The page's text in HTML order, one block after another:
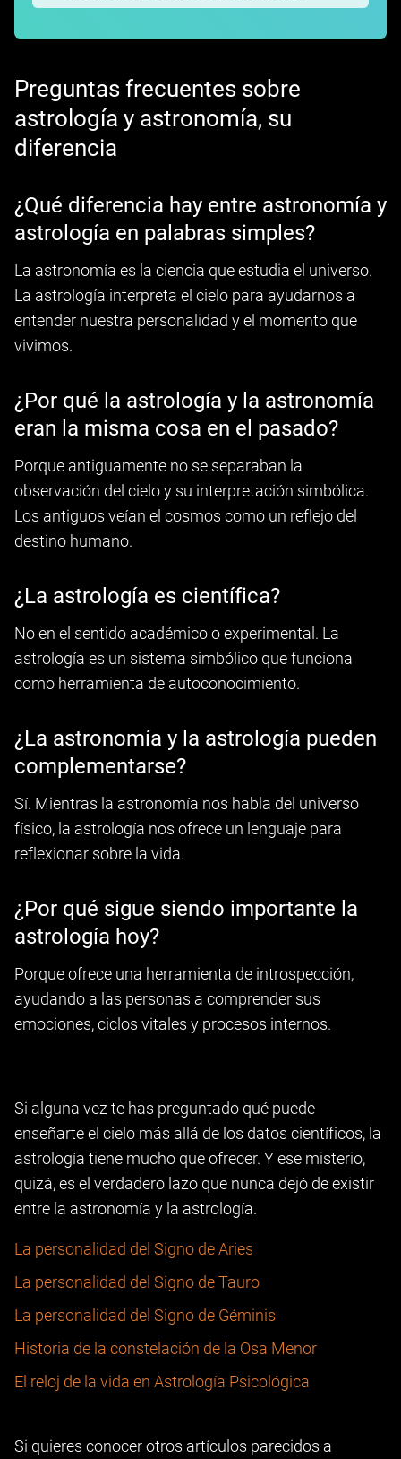
Preguntas frecuentes sobre
astrología y astronomía, su
diferencia
¿Qué diferencia hay entre astronomía y
astrología en palabras simples?
La astronomía es la ciencia que estudia el universo.
La astrología interpreta el cielo para ayudarnos a
entender nuestra personalidad y el momento que
vivimos.
¿Por qué la astrología y la astronomía
eran la misma cosa en el pasado?
Porque antiguamente no se separaban la
observación del cielo y su interpretación simbólica.
Los antiguos veían el cosmos como un reflejo del
destino humano.
¿La astrología es científica?
No en el sentido académico o experimental. La
astrología es un sistema simbólico que funciona
como herramienta de autoconocimiento.
¿La astronomía y la astrología pueden
complementarse?
Sí. Mientras la astronomía nos habla del universo
físico, la astrología nos ofrece un lenguaje para
reflexionar sobre la vida.
¿Por qué sigue siendo importante la
astrología hoy?
Porque ofrece una herramienta de introspección,
ayudando a las personas a comprender sus
emociones, ciclos vitales y procesos internos.
Si alguna vez te has preguntado qué puede
enseñarte el cielo más allá de los datos científicos, la
astrología tiene mucho que ofrecer. Y ese misterio,
quizá, es el verdadero lazo que nunca dejó de existir
entre la astronomía y la astrología.
La personalidad del Signo de Aries
La personalidad del Signo de Tauro
La personalidad del Signo de Géminis
Historia de la constelación de la Osa Menor
El reloj de la vida en Astrología Psicológica
Si quieres conocer otros artículos parecidos a